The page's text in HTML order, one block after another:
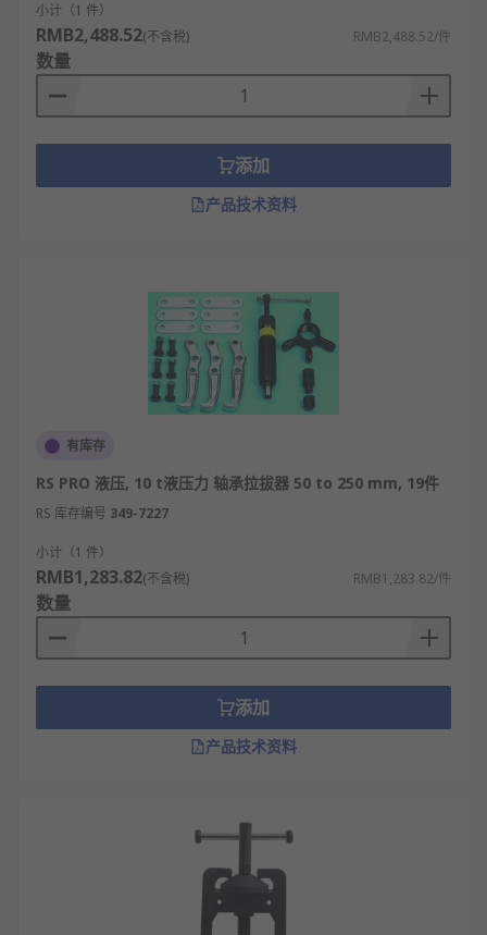
小计（1 件）
RMB2,488.52(不含税) RMB2,488.52/件
数量
添加
产品技术资料
有库存
RS PRO 液压, 10 t液压力 轴承拉拔器 50 to 250 mm, 19件
RS 库存编号 349-7227
小计（1 件）
RMB1,283.82(不含税) RMB1,283.82/件
数量
添加
产品技术资料